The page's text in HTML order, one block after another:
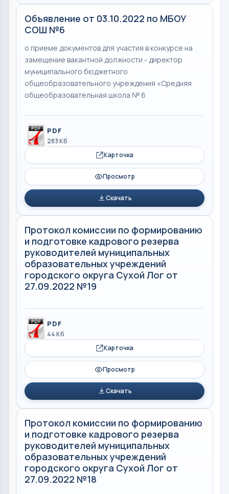
Объявление от 03.10.2022 по МБОУ
СОШ №6
о приеме документов для участия в конкурсе на
замещение вакантной должности - директор
муниципального бюджетного
общеобразовательного учреждения «Средняя
общеобразовательная школа № 6
PDF
283 Кб
Карточка
Просмотр
Скачать
Протокол комиссии по формированию
и подготовке кадрового резерва
руководителей муниципальных
образовательных учреждений
городского округа Сухой Лог от
27.09.2022 №19
PDF
44 Кб
Карточка
Просмотр
Скачать
Протокол комиссии по формированию
и подготовке кадрового резерва
руководителей муниципальных
образовательных учреждений
городского округа Сухой Лог от
27.09.2022 №18